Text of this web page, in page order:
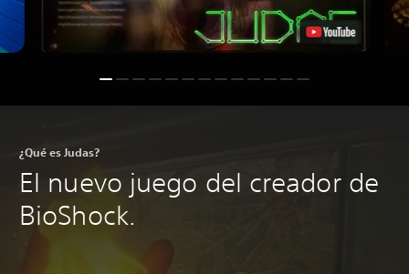
¿Qué es Judas?
El nuevo juego del creador de
BioShock.